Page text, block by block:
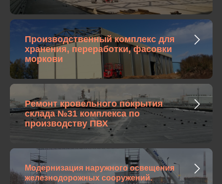
Производственный комплекс для
хранения, переработки, фасовки
моркови
Ремонт кровельного покрытия
склада №31 комплекса по
производству ПВХ
Модернизация наружного освещения
железнодорожных сооружений.